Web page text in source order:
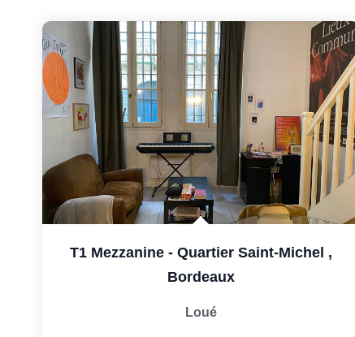
T1 Mezzanine - Quartier Saint-Michel ,
Bordeaux
Loué